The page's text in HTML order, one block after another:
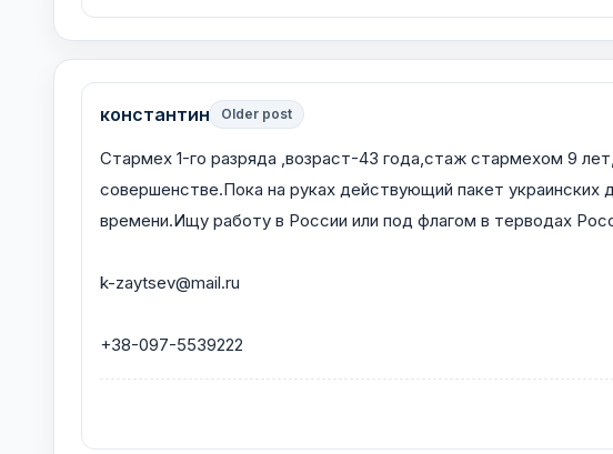
константин Older post
Стармех 1-го разряда ,возраст-43 года,стаж стармехом 9
совершенстве.Пока на руках действующий пакет
времени.Ищу работу в России или под флагом в терводах
k-zaytsev@mail.ru
+38-097-5539222